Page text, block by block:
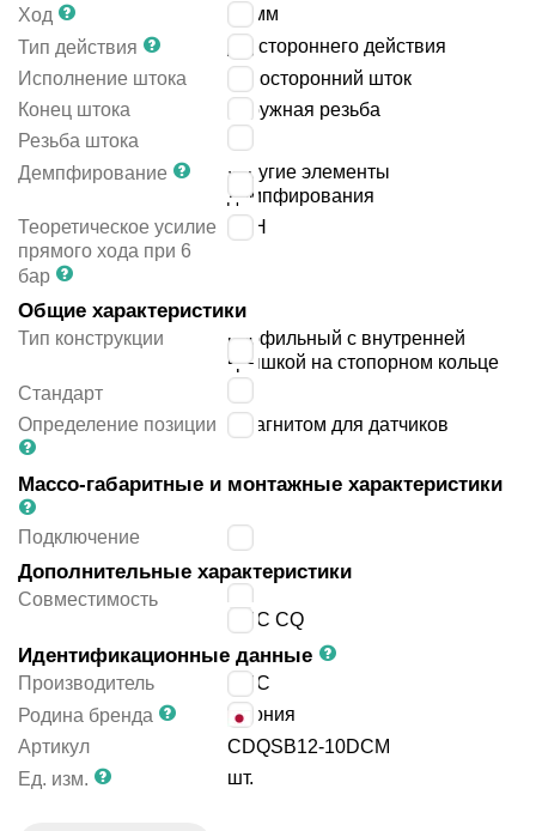
Ход
мм
Тип действия
двустороннего действия
Исполнение штока
односторонний шток
Конец штока
наружная резьба
Резьба штока
Демпфирование
упругие элементы
демпфирования
Теоретическое усилие
прямого хода при 6
бар
Н
Общие характеристики
Тип конструкции
профильный с внутренней
крышкой на стопорном кольце
Стандарт
Определение позиции
с магнитом для датчиков
Массо-габаритные и монтажные характеристики
Подключение
Дополнительные характеристики
Совместимость
SMC CQ
Идентификационные данные
Производитель
SMC
Родина бренда
Япония
Артикул
CDQSB12-10DCM
Ед. изм.
шт.